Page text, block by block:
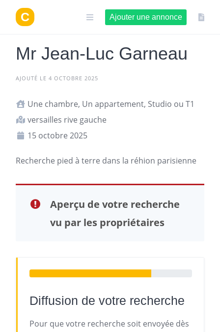
contenu
Ajouter une annonce
Mr Jean-Luc Garneau
AJOUTÉ LE 4 OCTOBRE 2025
Une chambre, Un appartement, Studio ou T1
versailles rive gauche
15 octobre 2025
Recherche pied à terre dans la réhion parisienne
Aperçu de votre recherche
vu par les propriétaires
Diffusion de votre recherche
Pour que votre recherche soit envoyée dès